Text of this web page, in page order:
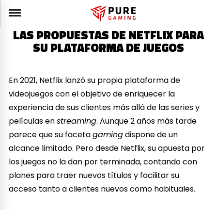
LAS PROPUESTAS DE NETFLIX PARA
SU PLATAFORMA DE JUEGOS
En 2021, Netflix lanzó su propia plataforma de
videojuegos con el objetivo de enriquecer la
experiencia de sus clientes más allá de las series y
películas enstreaming. Aunque 2 años más tarde
parece que su facetagamingdispone de un
alcance limitado. Pero desde Netflix, su apuesta por
los juegos no la dan por terminada, contando con
planes para traer nuevos títulos y facilitar su
acceso tanto a clientes nuevos como habituales.